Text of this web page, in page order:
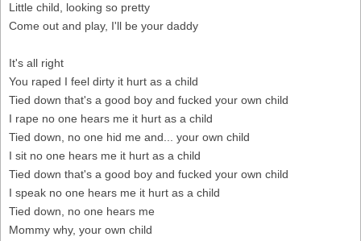
Little child, looking so pretty
Come out and play, I'll be your daddy
It's all right
You raped I feel dirty it hurt as a child
Tied down that's a good boy and fucked your own child
I rape no one hears me it hurt as a child
Tied down, no one hid me and... your own child
I sit no one hears me it hurt as a child
Tied down that's a good boy and fucked your own child
I speak no one hears me it hurt as a child
Tied down, no one hears me
Mommy why, your own child